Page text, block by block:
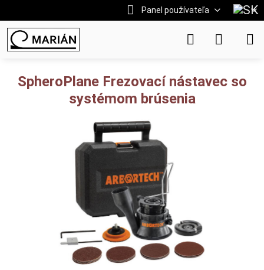
Panel používateľa
SpheroPlane Frezovací nástavec so
systémom brúsenia